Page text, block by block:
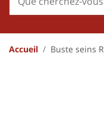
Accueil Buste seins